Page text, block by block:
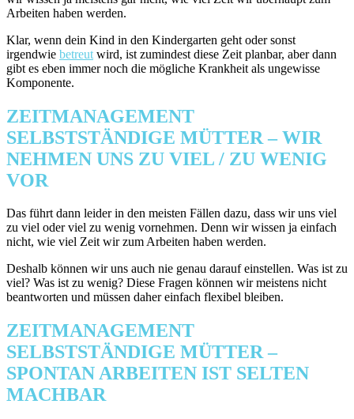
Arbeiten haben werden.
Klar, wenn dein Kind in den Kindergarten geht oder sonst
irgendwie betreut wird, ist zumindest diese Zeit planbar, aber dann
gibt es eben immer noch die mögliche Krankheit als ungewisse
Komponente.
ZEITMANAGEMENT
SELBSTSTÄNDIGE MÜTTER – WIR
NEHMEN UNS ZU VIEL / ZU WENIG
VOR
Das führt dann leider in den meisten Fällen dazu, dass wir uns viel
zu viel oder viel zu wenig vornehmen. Denn wir wissen ja einfach
nicht, wie viel Zeit wir zum Arbeiten haben werden.
Deshalb können wir uns auch nie genau darauf einstellen. Was ist zu
viel? Was ist zu wenig? Diese Fragen können wir meistens nicht
beantworten und müssen daher einfach flexibel bleiben.
ZEITMANAGEMENT
SELBSTSTÄNDIGE MÜTTER –
SPONTAN ARBEITEN IST SELTEN
MACHBAR